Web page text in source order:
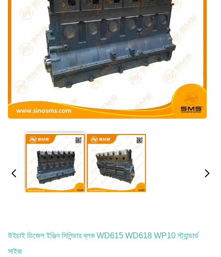
উইচাই ডিজেল ইঞ্জিন সিলিন্ডার ব্লক WD615 WD618 WP10 স্ট্যান্ডার্ড
সাইজ